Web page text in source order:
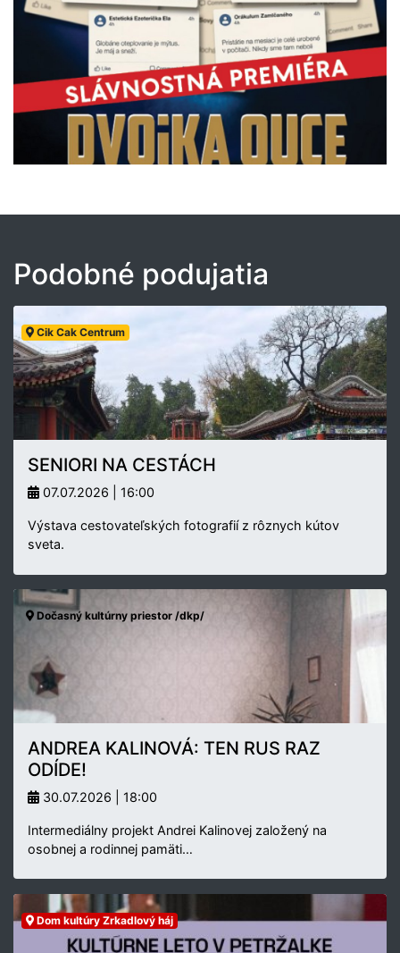
Podobné podujatia
Cik Cak Centrum
SENIORI NA CESTÁCH
07.07.2026 | 16:00
Výstava cestovateľských fotografií z rôznych kútov
sveta.
Dočasný kultúrny priestor /dkp/
ANDREA KALINOVÁ: TEN RUS RAZ
ODÍDE!
30.07.2026 | 18:00
Intermediálny projekt Andrei Kalinovej založený na
osobnej a rodinnej pamäti…
Dom kultúry Zrkadlový háj